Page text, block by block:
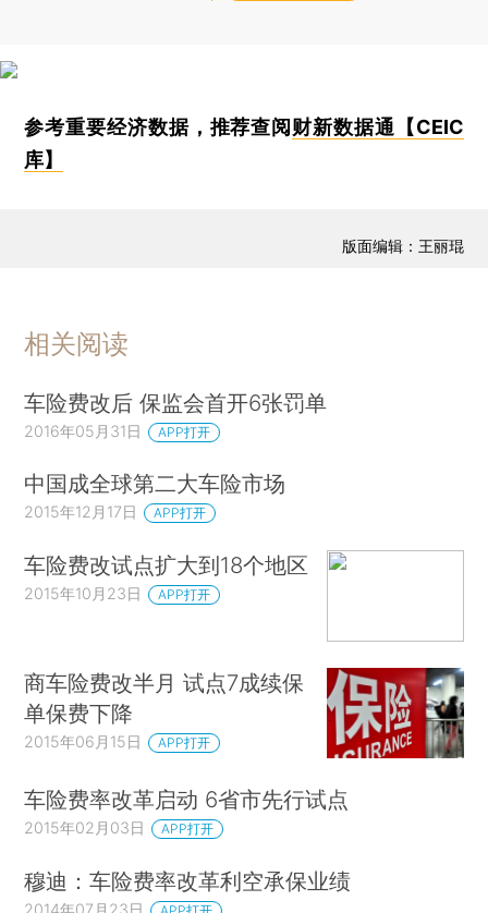
参考重要经济数据，推荐查阅 财新数据通【CEIC
库】
版面编辑：王丽琨
相关阅读
车险费改后 保监会首开6张罚单
2016年05月31日 APP打开
中国成全球第二大车险市场
2015年12月17日 APP打开
车险费改试点扩大到18个地区
2015年10月23日 APP打开
商车险费改半月 试点7成续保
单保费下降
2015年06月15日 APP打开
车险费率改革启动 6省市先行试点
2015年02月03日 APP打开
穆迪：车险费率改革利空承保业绩